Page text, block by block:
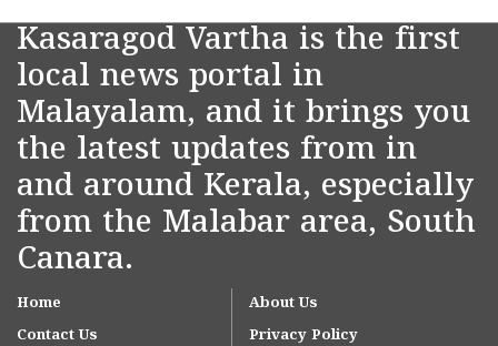
Kasaragod Vartha is the first
local news portal in
Malayalam, and it brings you
the latest updates from in
and around Kerala, especially
from the Malabar area, South
Canara.
Home
About Us
Contact Us
Privacy Policy